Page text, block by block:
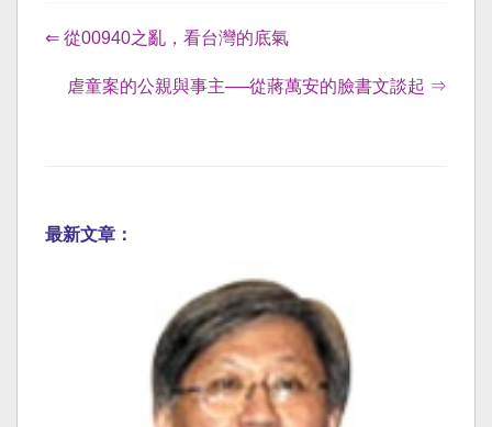
⇐ 從00940之亂，看台灣的底氣
虐童案的公親與事主──從蔣萬安的臉書文談起 ⇒
最新文章：